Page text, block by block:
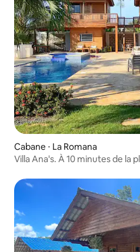
Cabane ⋅ La Romana
Villa Ana's. À 10 minutes